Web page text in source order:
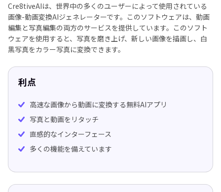
Cre8tiveAIは、世界中の多くのユーザーによって使用されている
画像-動画変換AIジェネレーターです。このソフトウェアは、動画
編集と写真編集の両方のサービスを提供しています。このソフト
ウェアを使用すると、写真を磨き上げ、新しい画像を描画し、白
黒写真をカラー写真に変換できます。
利点
高速な画像から動画に変換する無料AIアプリ
写真と動画をリタッチ
直感的なインターフェース
多くの機能を備えています